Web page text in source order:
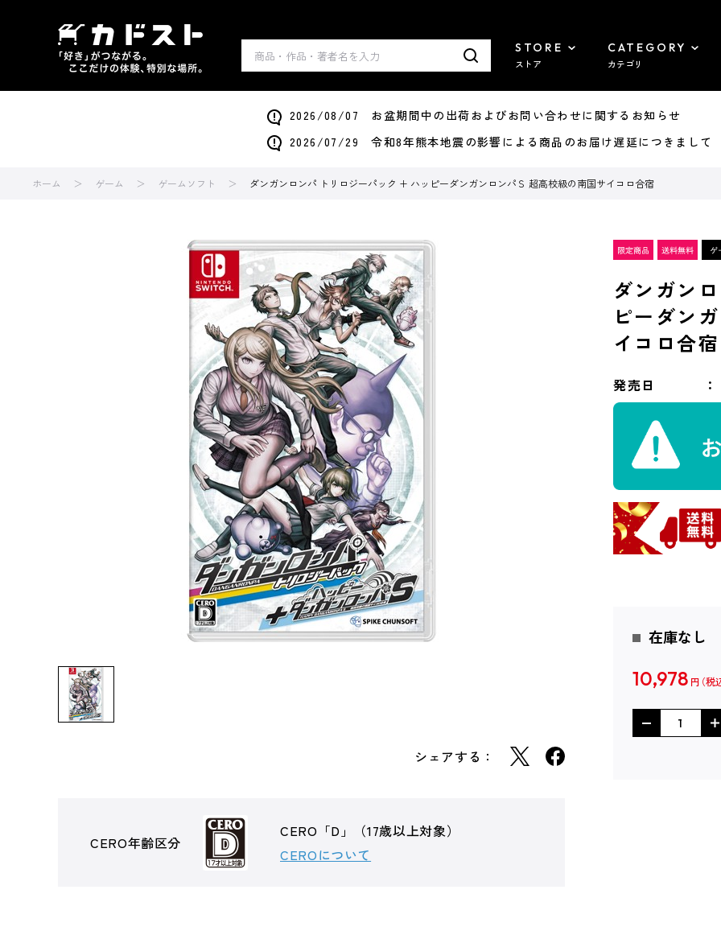
STORE
ストア
CATEGORY
カテゴリ
2026/08/07 お盆期間中の出荷およびお問い合わせに関するお知らせ
2026/07/29 令和8年熊本地震の影響による商品のお届け遅延につきまして
ホーム ゲーム ゲームソフト ダンガンロンパ トリロジーパック + ハッピーダンガンロンパＳ 超高校級の南国サイコロ合宿
シェアする：
CERO年齢区分
CERO「D」（17歳以上対象）
CEROについて
ダンガン
ピーダン
イコロ合宿
発売日
在庫なし
10,978 円